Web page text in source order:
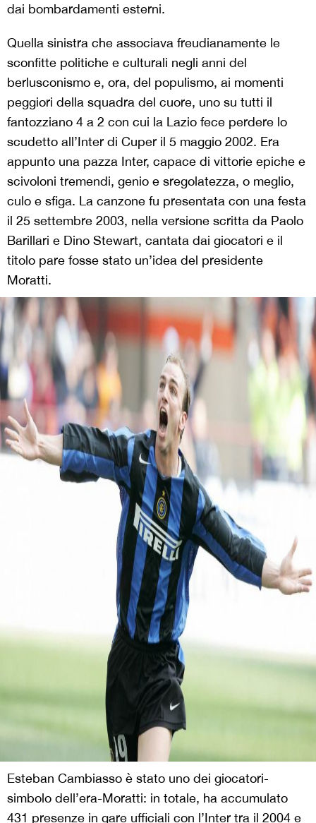
dai bombardamenti esterni.
Quella sinistra che associava freudianamente le
sconfitte politiche e culturali negli anni del
berlusconismo e, ora, del populismo, ai momenti
peggiori della squadra del cuore, uno su tutti il
fantozziano 4 a 2 con cui la Lazio fece perdere lo
scudetto all’Inter di Cuper il 5 maggio 2002. Era
appunto una pazza Inter, capace di vittorie epiche e
scivoloni tremendi, genio e sregolatezza, o meglio,
culo e sfiga. La canzone fu presentata con una festa
il 25 settembre 2003, nella versione scritta da Paolo
Barillari e Dino Stewart, cantata dai giocatori e il
titolo pare fosse stato un’idea del presidente
Moratti.
Esteban Cambiasso è stato uno dei giocatori-
simbolo dell’era-Moratti: in totale, ha accumulato
431 presenze in gare ufficiali con l’Inter tra il 2004 e